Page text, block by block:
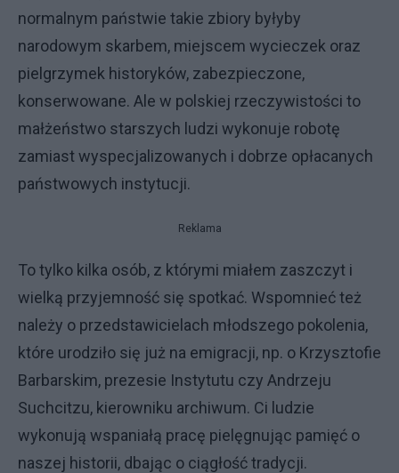
normalnym państwie takie zbiory byłyby
narodowym skarbem, miejscem wycieczek oraz
pielgrzymek historyków, zabezpieczone,
konserwowane. Ale w polskiej rzeczywistości to
małżeństwo starszych ludzi wykonuje robotę
zamiast wyspecjalizowanych i dobrze opłacanych
państwowych instytucji.
Reklama
To tylko kilka osób, z którymi miałem zaszczyt i
wielką przyjemność się spotkać. Wspomnieć też
należy o przedstawicielach młodszego pokolenia,
które urodziło się już na emigracji, np. o Krzysztofie
Barbarskim, prezesie Instytutu czy Andrzeju
Suchcitzu, kierowniku archiwum. Ci ludzie
wykonują wspaniałą pracę pielęgnując pamięć o
naszej historii, dbając o ciągłość tradycji.